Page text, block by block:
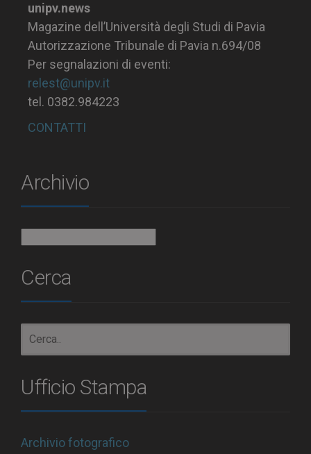
unipv.news
Magazine dell’Università degli Studi di Pavia
Autorizzazione Tribunale di Pavia n.694/08
Per segnalazioni di eventi:
relest@unipv.it
tel. 0382.984223
CONTATTI
Archivio
Cerca
Ufficio Stampa
Archivio fotografico